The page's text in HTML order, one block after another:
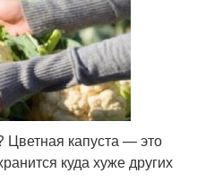
Цветная капуста — это
куда хуже других